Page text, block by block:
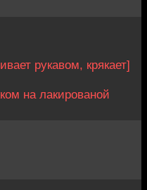
рукавом, крякает]
на лакированой